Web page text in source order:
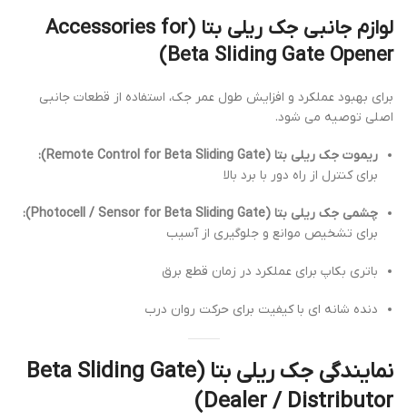
لوازم جانبی جک ریلی بتا (Accessories for
Beta Sliding Gate Opener)
برای بهبود عملکرد و افزایش طول عمر جک، استفاده از قطعات جانبی
اصلی توصیه می شود.
ریموت جک ریلی بتا (Remote Control for Beta Sliding Gate):
برای کنترل از راه دور با برد بالا
چشمی جک ریلی بتا (Photocell / Sensor for Beta Sliding Gate):
برای تشخیص موانع و جلوگیری از آسیب
باتری بکاپ برای عملکرد در زمان قطع برق
دنده شانه ای با کیفیت برای حرکت روان درب
نمایندگی جک ریلی بتا (Beta Sliding Gate
Dealer / Distributor)